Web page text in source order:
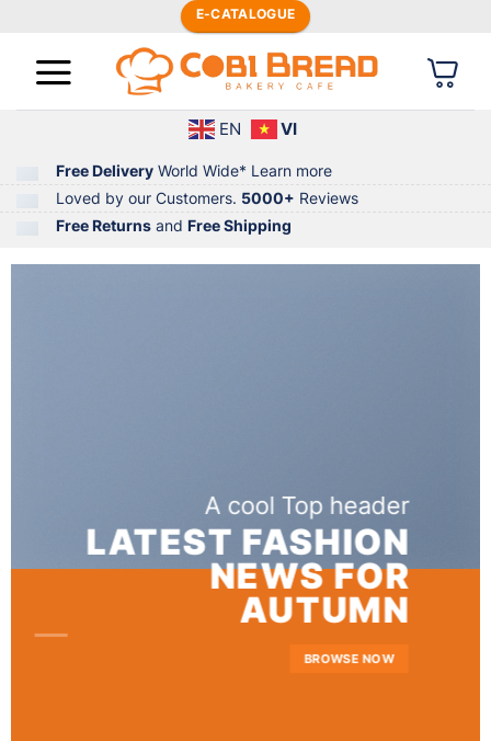
E-CATALOGUE
EN VI
Free Delivery World Wide* Learn more
Loved by our Customers. 5000+ Reviews
Free Returns and Free Shipping
A cool Top header
LATEST FASHION
NEWS FOR
AUTUMN
BROWSE NOW